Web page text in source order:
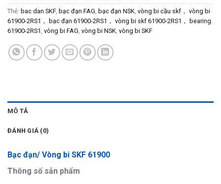
Thẻ: bac dan SKF, bạc đạn FAG bạc đạn NSK vòng bi cầu skf， vòng bi
61900-2RS1， bạc đạn 61900-2RS1， vòng bi skf 61900-2RS1， bearing
61900-2RS1 vòng bi FAG vòng bi NSK vòng bi SKF
MÔ TẢ
ĐÁNH GIÁ (0)
Bạc đạn/ Vòng bi SKF 61900
Thông số sản phẩm